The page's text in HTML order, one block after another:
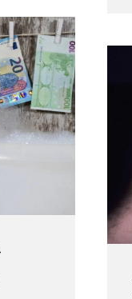
da
stati
a